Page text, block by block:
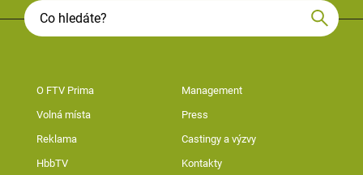
O FTV Prima Management
Volná místa Press
Reklama Castingy a výzvy
HbbTV Kontakty